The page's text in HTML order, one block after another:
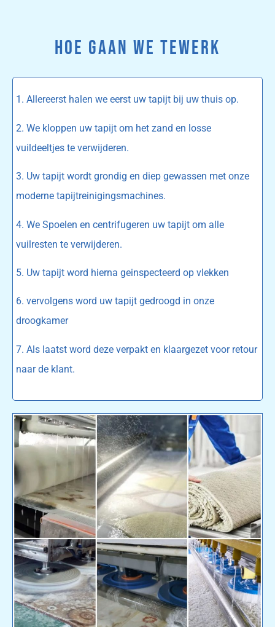
HOE GAAN WE TEWERK
1. Allereerst halen we eerst uw tapijt bij uw thuis op.
2. We kloppen uw tapijt om het zand en losse
vuildeeltjes te verwijderen.
3. Uw tapijt wordt grondig en diep gewassen met onze
moderne tapijtreinigingsmachines.
4. We Spoelen en centrifugeren uw tapijt om alle
vuilresten te verwijderen.
5. Uw tapijt word hierna geinspecteerd op vlekken
6. vervolgens word uw tapijt gedroogd in onze
droogkamer
7. Als laatst word deze verpakt en klaargezet voor retour
naar de klant.